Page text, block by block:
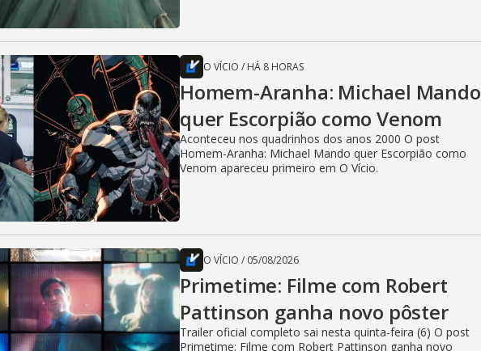
O VÍCIO / HÁ 8 HORAS
Homem-Aranha: Michael Mando
quer Escorpião como Venom
Aconteceu nos quadrinhos dos anos 2000 O post
Homem-Aranha: Michael Mando quer Escorpião como
Venom apareceu primeiro em O Vício.
O VÍCIO / 05/08/2026
Primetime: Filme com Robert
Pattinson ganha novo pôster
Trailer oficial completo sai nesta quinta-feira (6) O post
Primetime: Filme com Robert Pattinson ganha novo